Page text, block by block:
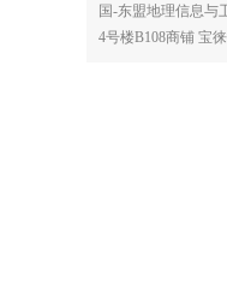
国-东盟地理信息与
4号楼B108商铺 宝